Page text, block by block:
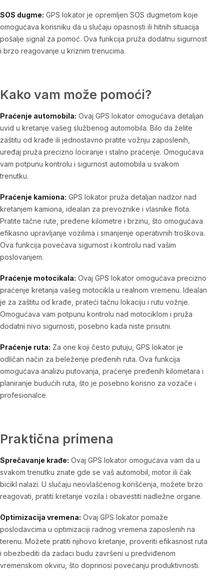
SOS dugme: GPS lokator je opremljen SOS dugmetom koje
omogućava korisniku da u slučaju opasnosti ili hitnih situacija
pošalje signal za pomoć. Ova funkcija pruža dodatnu sigurnost
i brzo reagovanje u kriznim trenucima.
Kako vam može pomoći?
Praćenje automobila: Ovaj GPS lokator omogućava detaljan
uvid u kretanje vašeg službenog automobila. Bilo da želite
zaštitu od krađe ili jednostavno pratite vožnju zaposlenih,
uređaj pruža precizno lociranje i stalno praćenje. Omogućava
vam potpunu kontrolu i sigurnost automobila u svakom
trenutku.
Praćenje kamiona: GPS lokator pruža detaljan nadzor nad
kretanjem kamiona, idealan za prevoznike i vlasnike flota.
Pratite tačne rute, pređene kilometre i brzinu, što omogućava
efikasno upravljanje vozilima i smanjenje operativnih troškova.
Ova funkcija povećava sigurnost i kontrolu nad vašim
poslovanjem.
Praćenje motocikala: Ovaj GPS lokator omogućava precizno
praćenje kretanja vašeg motocikla u realnom vremenu. Idealan
je za zaštitu od krađe, prateći tačnu lokaciju i rutu vožnje.
Omogućava vam potpunu kontrolu nad motociklom i pruža
dodatni nivo sigurnosti, posebno kada niste prisutni.
Praćenje ruta: Za one koji često putuju, GPS lokator je
odličan način za beleženje pređenih ruta. Ova funkcija
omogućava analizu putovanja, praćenje pređenih kilometara i
planiranje budućih ruta, što je posebno korisno za vozače i
profesionalce.
Praktična primena
Sprečavanje krađe: Ovaj GPS lokator omogućava vam da u
svakom trenutku znate gde se vaš automobil, motor ili čak
bicikl nalazi. U slučaju neovlašćenog korišćenja, možete brzo
reagovati, pratiti kretanje vozila i obavestiti nadležne organe.
Optimizacija vremena: Ovaj GPS lokator pomaže
poslodavcima u optimizaciji radnog vremena zaposlenih na
terenu. Možete pratiti njihovo kretanje, proveriti efikasnost ruta
i obezbediti da zadaci budu završeni u predviđenom
vremenskom okviru, što doprinosi povećanju produktivnosti.